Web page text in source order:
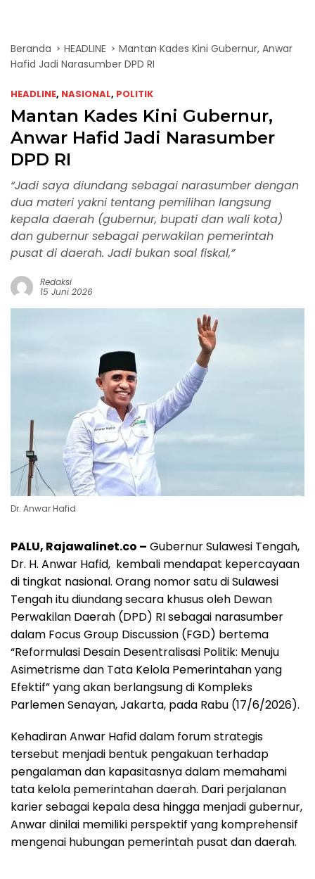
Beranda HEADLINE
Mantan Kades Kini Gubernur, Anwar
Hafid Jadi Narasumber DPD RI
HEADLINE, NASIONAL, POLITIK
Mantan Kades Kini Gubernur,
Anwar Hafid Jadi Narasumber
DPD RI
“Jadi saya diundang sebagai narasumber dengan
dua materi yakni tentang pemilihan langsung
kepala daerah (gubernur, bupati dan wali kota)
dan gubernur sebagai perwakilan pemerintah
pusat di daerah. Jadi bukan soal fiskal,”
Redaksi
15 Juni 2026
Dr. Anwar Hafid
PALU, Rajawalinet.co – Gubernur Sulawesi Tengah,
Dr. H. Anwar Hafid, kembali mendapat kepercayaan
di tingkat nasional. Orang nomor satu di Sulawesi
Tengah itu diundang secara khusus oleh Dewan
Perwakilan Daerah (DPD) RI sebagai narasumber
dalam Focus Group Discussion (FGD) bertema
“Reformulasi Desain Desentralisasi Politik: Menuju
Asimetrisme dan Tata Kelola Pemerintahan yang
Efektif” yang akan berlangsung di Kompleks
Parlemen Senayan, Jakarta, pada Rabu (17/6/2026).
Kehadiran Anwar Hafid dalam forum strategis
tersebut menjadi bentuk pengakuan terhadap
pengalaman dan kapasitasnya dalam memahami
tata kelola pemerintahan daerah. Dari perjalanan
karier sebagai kepala desa hingga menjadi gubernur,
Anwar dinilai memiliki perspektif yang komprehensif
mengenai hubungan pemerintah pusat dan daerah.